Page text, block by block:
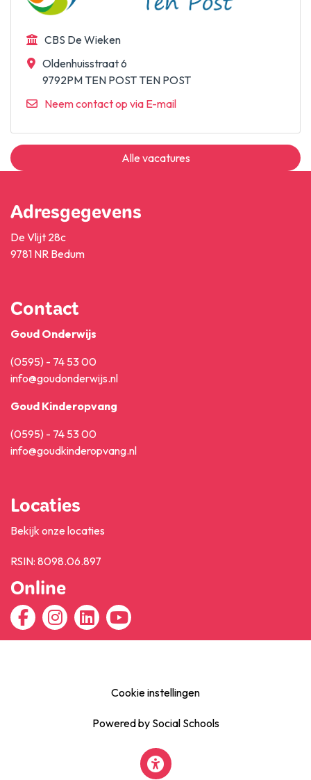
CBS De Wieken
Oldenhuisstraat 6
9792PM TEN POST TEN POST
Neem contact op via E-mail
Alle vacatures
Adresgegevens
De Vlijt 28c
9781 NR Bedum
Contact
Goud Onderwijs
(0595) - 74 53 00
info@goudonderwijs.nl
Goud Kinderopvang
(0595) - 74 53 00
info@goudkinderopvang.nl
Locaties
Bekijk onze locaties
RSIN: 8098.06.897
Online
Cookie instellingen
Powered by Social Schools